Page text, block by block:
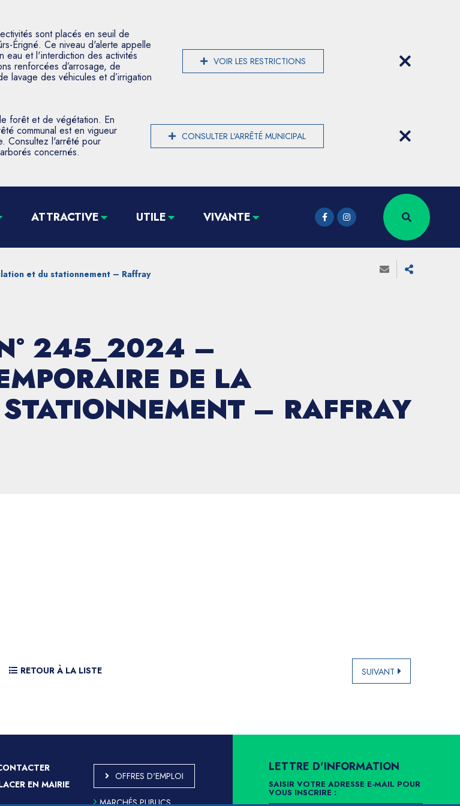
sont placés en seuil de
Érigné. Ce niveau d'alerte appelle
eau et l'interdiction des activités
renforcées d’arrosage, de
lavage des véhicules et d’irrigation
VOIR LES RESTRICTIONS
forêt et de végétation. En
communal est en vigueur
Consultez l'arrêté pour
concernés.
CONSULTER L'ARRÊTÉ MUNICIPAL
ATTRACTIVE UTILE VIVANTE
et du stationnement – Raffray
245_2024 –
DE LA
– RAFFRAY
RETOUR À LA LISTE SUIVANT
EN MAIRIE
OFFRES D'EMPLOI
MARCHÉS PUBLICS
LETTRE D'INFORMATION
SAISIR VOTRE ADRESSE E-MAIL POUR
VOUS INSCRIRE :